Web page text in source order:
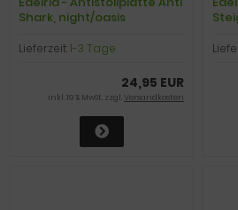
Shark, night/oasis
Lieferzeit:1-3 Tage
24,95 EUR
inkl. 19 % MwSt. zzgl.Versandkosten